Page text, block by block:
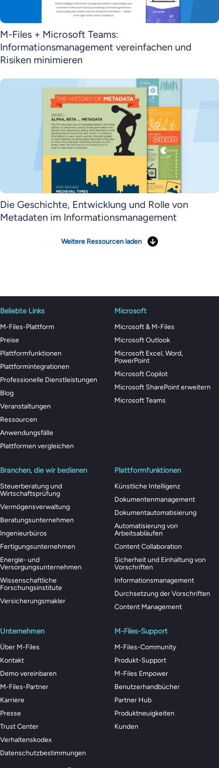
M-Files + Microsoft Teams:
Informationsmanagement vereinfachen und
Risiken minimieren
Die Geschichte, Entwicklung und Rolle von
Metadaten im Informationsmanagement
Weitere Ressourcen laden
Beliebte Links
M-Files-Plattform
Preise
Plattformfunktionen
Plattformintegrationen
Professionelle Dienstleistungen
Blog
Veranstaltungen
Ressourcen
Anwendungsfälle
Plattformen vergleichen
Microsoft
Microsoft & M-Files
Microsoft Outlook
Microsoft Excel, Word,
PowerPoint
Microsoft Copilot
Microsoft SharePoint erweitern
Microsoft Teams
Branchen, die wir bedienen
Steuerberatung und
Wirtschaftsprüfung
Vermögensverwaltung
Beratungsunternehmen
Ingenieurbüros
Fertigungsunternehmen
Energie- und
Versorgungsunternehmen
Wissenschaftliche
Forschungsinstitute
Versicherungsmakler
Plattformfunktionen
Künstliche Intelligenz
Dokumentenmanagement
Dokumentautomatisierung
Automatisierung von
Arbeitsabläufen
Content Collaboration
Sicherheit und Einhaltung von
Vorschriften
Informationsmanagement
Durchsetzung der Vorschriften
Content Management
Unternehmen
Über M-Files
Kontakt
Demo vereinbaren
M-Files-Partner
Karriere
Presse
Trust Center
Verhaltenskodex
Datenschutzbestimmungen
M-Files-Support
M-Files-Community
Produkt-Support
M-Files Empower
Benutzerhandbücher
Partner Hub
Produktneuigkeiten
Kunden